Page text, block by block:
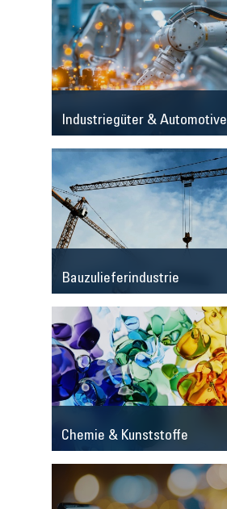
Industriegüter & Automotive
Bauzulieferindustrie
Chemie & Kunststoffe